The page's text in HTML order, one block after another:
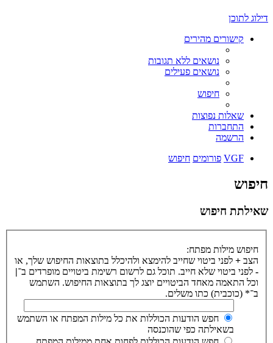
דילוג לתוכן
קישורים מהירים
נושאים ללא תגובות
נושאים פעילים
חיפוש
שאלות נפוצות
התחברות
הרשמה
VGF פורומים חיפוש
חיפוש
שאילתת חיפוש
חיפוש מילות מפתח:
הצב + לפני ביטוי שחייב להימצא ולהיכלל בתוצאות החיפוש שלך, או
- לפני ביטוי שלא חייב. תוכל גם לרשום רשימת ביטויים מופרדים ב־|
וכל התאמה מאחד הביטויים יוצג לך בתוצאות החיפוש. השתמש
ב־* (כוכבית) כתו משלים.
חפש הודעות הכוללות את כל מילות המפתח או השתמש
בשאילתה כפי שהוכנסה